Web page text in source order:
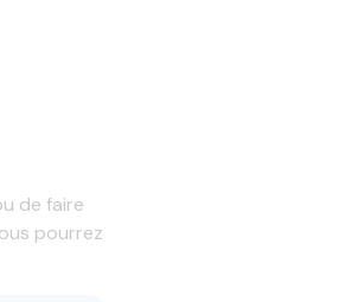
de faire
pourrez